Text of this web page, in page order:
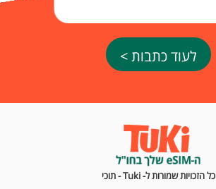
לעוד כתבות >
כל הזכויות שמורות ל- Tuki - תוכי